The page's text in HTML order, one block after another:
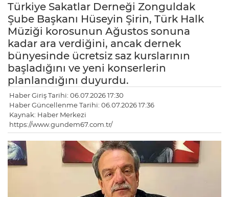
Türkiye Sakatlar Derneği Zonguldak
Şube Başkanı Hüseyin Şirin, Türk Halk
Müziği korosunun Ağustos sonuna
kadar ara verdiğini, ancak dernek
bünyesinde ücretsiz saz kurslarının
başladığını ve yeni konserlerin
planlandığını duyurdu.
Haber Giriş Tarihi: 06.07.2026 17:30
Haber Güncellenme Tarihi: 06.07.2026 17:36
Kaynak: Haber Merkezi
https://www.gundem67.com.tr/